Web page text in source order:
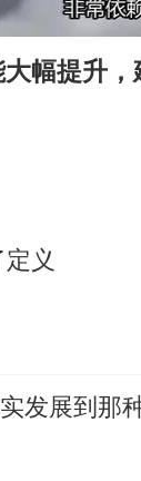
序停课
成景区NPC
席赛宋蓬逝世
幅提升
义
发展到那